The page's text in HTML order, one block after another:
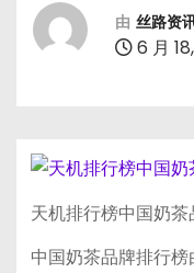
由 丝路资
6 月
天机排行榜中国奶茶
中国奶茶品牌排行